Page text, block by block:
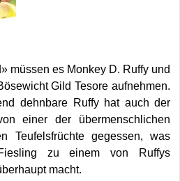
müssen es Monkey D. Ruffy und
Gild Tesore aufnehmen.
dehnbare Ruffy hat auch der
einer der übermenschlichen
Teufelsfrüchte gegessen, was
zu einem von Ruffys
macht.